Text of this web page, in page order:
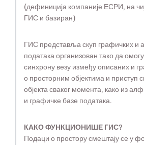
(дефиниција компаније ЕСРИ, на
ГИС и базиран)
ГИС представља скуп графичких и
података организован тако да
синхрону везу између описаних и
о просторним објектима и приступ
објекта сваког момента, како из
и графичке базе података.
КАКО ФУНКЦИОНИШЕ ГИС?
Подаци о простору смештају се у